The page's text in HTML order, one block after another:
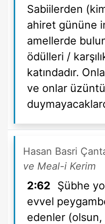
Sabiilerden
ahiret gününe
amellerde
ödülleri /
katındadır.
ve onlar üzüntü
Hasan Basri
ve Meal-i Kerim
2:62
Şübhe
evvel
edenler